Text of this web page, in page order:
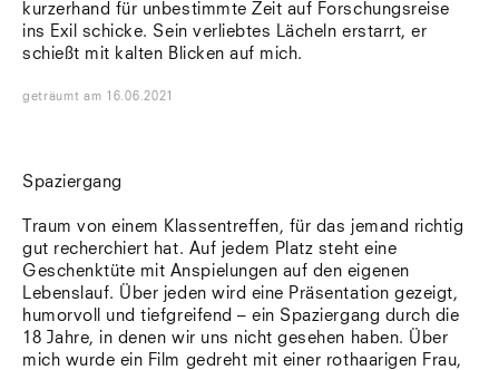
kurzerhand für unbestimmte Zeit auf Forschungsreise
ins Exil schicke. Sein verliebtes Lächeln erstarrt, er
schießt mit kalten Blicken auf mich.
geträumt am 16.06.2021
Spaziergang
Traum von einem Klassentreffen, für das jemand richtig
gut recherchiert hat. Auf jedem Platz steht eine
Geschenktüte mit Anspielungen auf den eigenen
Lebenslauf. Über jeden wird eine Präsentation gezeigt,
humorvoll und tiefgreifend – ein Spaziergang durch die
18 Jahre, in denen wir uns nicht gesehen haben. Über
mich wurde ein Film gedreht mit einer rothaarigen Frau,